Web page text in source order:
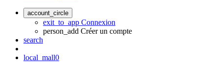
account_circle
exit_to_app Connexion
person_add Créer un compte
search
local_mall0